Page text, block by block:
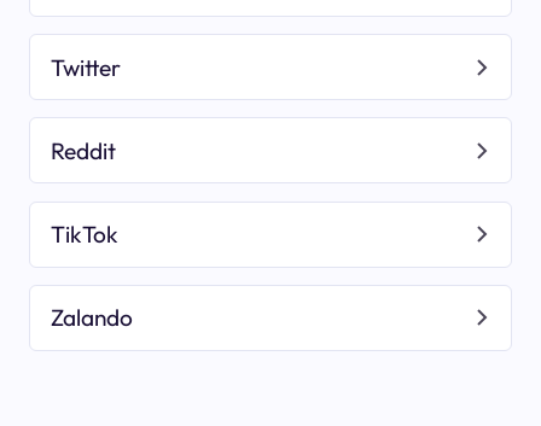
Twitter
Reddit
TikTok
Zalando